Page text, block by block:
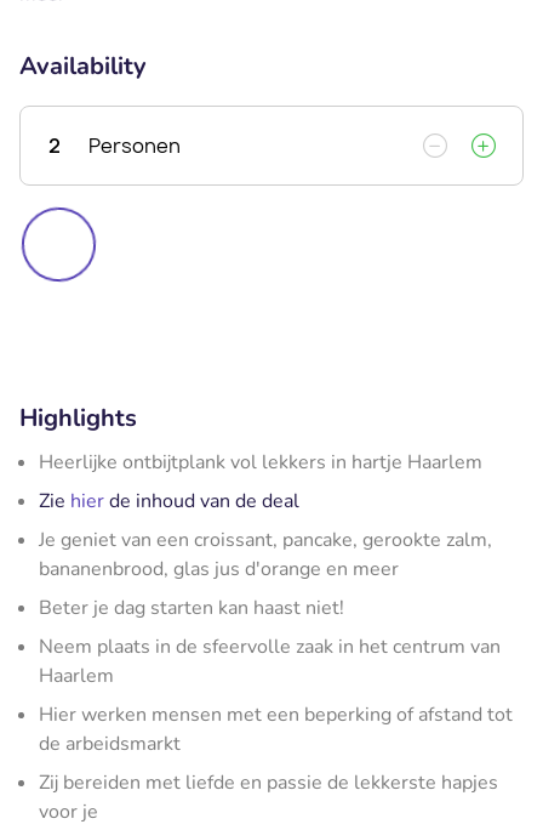
Availability
2 Personen
Highlights
Heerlijke ontbijtplank vol lekkers in hartje Haarlem
Zie hierde inhoud van de deal
Je geniet van een croissant, pancake, gerookte zalm,
bananenbrood, glas jus d'orange en meer
Beter je dag starten kan haast niet!
Neem plaats in de sfeervolle zaak in het centrum van
Haarlem
Hier werken mensen met een beperking of afstand tot
de arbeidsmarkt
Zij bereiden met liefde en passie de lekkerste hapjes
voor je